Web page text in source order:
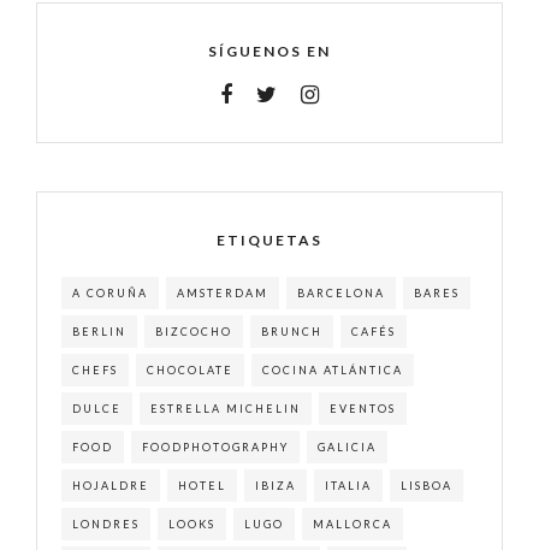
SÍGUENOS EN
ETIQUETAS
A CORUÑA AMSTERDAM BARCELONA BARES
BERLIN BIZCOCHO BRUNCH CAFÉS
CHEFS CHOCOLATE COCINA ATLÁNTICA
DULCE ESTRELLA MICHELIN EVENTOS
FOOD FOODPHOTOGRAPHY GALICIA
HOJALDRE HOTEL IBIZA ITALIA LISBOA
LONDRES LOOKS LUGO MALLORCA